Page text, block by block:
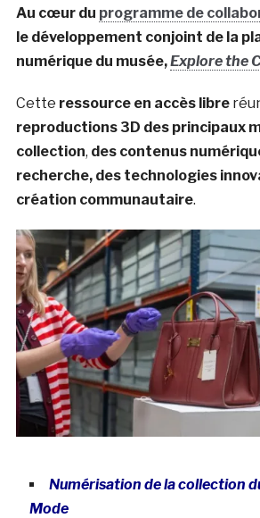
Au cœur du programme de
le développement conjoint de la
numérique du musée,Explore the
Cette ressource en accès libre
reproductions 3D des principaux
collection, des contenus
recherche, des technologies
création communautaire.
Numérisation de la collection
Mode